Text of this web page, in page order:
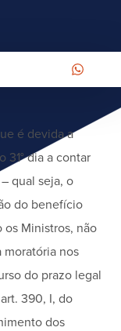
é devida a
31° dia a contar
qual seja, o
do benefício
os Ministros, não
nos
do prazo legal
390, I, do
dos